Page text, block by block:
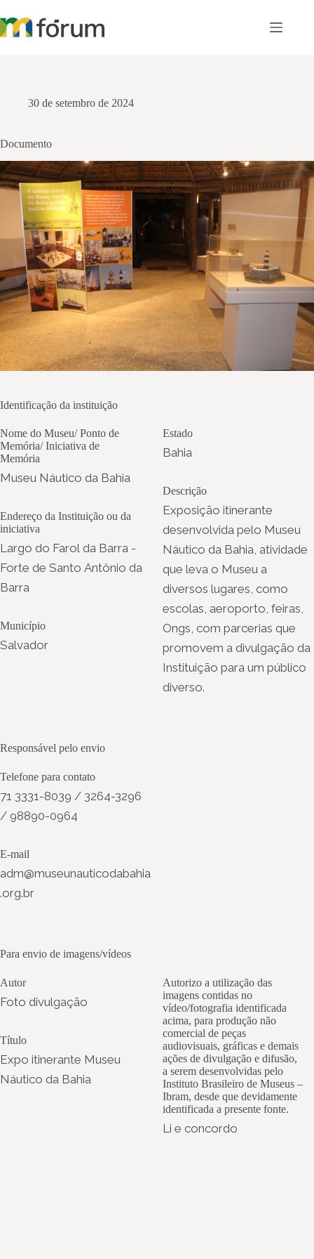
para
o
30 de setembro de 2024
Documento
Identificação da instituição
Nome do Museu/ Ponto de
Memória/ Iniciativa de
Memória
Museu Náutico da Bahia
Endereço da Instituição ou da
iniciativa
Largo do Farol da Barra -
Forte de Santo Antônio da
Barra
Município
Salvador
Estado
Bahia
Descrição
Exposição itinerante
desenvolvida pelo Museu
Náutico da Bahia, atividade
que leva o Museu a
diversos lugares, como
escolas, aeroporto, feiras,
Ongs, com parcerias que
promovem a divulgação da
Instituição para um público
diverso.
Responsável pelo envio
Telefone para contato
71 3331-8039 / 3264-3296
/ 98890-0964
E-mail
adm@museunauticodabahia
.org.br
Para envio de imagens/vídeos
Autor
Foto divulgação
Título
Expo itinerante Museu
Náutico da Bahia
Autorizo a utilização das
imagens contidas no
vídeo/fotografia identificada
acima, para produção não
comercial de peças
audiovisuais, gráficas e demais
ações de divulgação e difusão,
a serem desenvolvidas pelo
Instituto Brasileiro de Museus –
Ibram, desde que devidamente
identificada a presente fonte.
Li e concordo